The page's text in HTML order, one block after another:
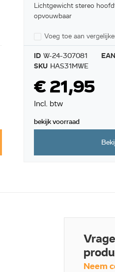
Lichtgewicht stereo
opvouwbaar
Voeg toe aan
ID W-24-307081 EAN
SKU HAS31MWE
€ 21,95
Incl. btw
bekijk voorraad
Neem